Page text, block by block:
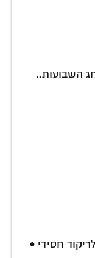
השבועות..
חסידי •